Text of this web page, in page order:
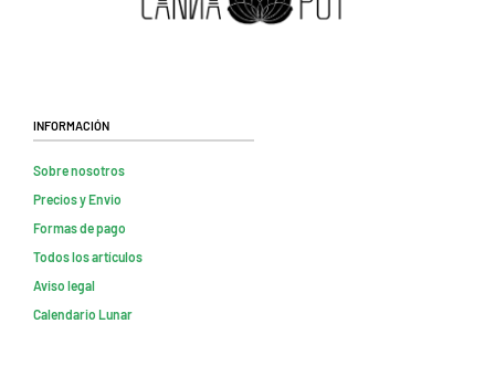
Información
Sobre nosotros
Precios y Envio
Formas de pago
Todos los artículos
Aviso legal
Calendario Lunar